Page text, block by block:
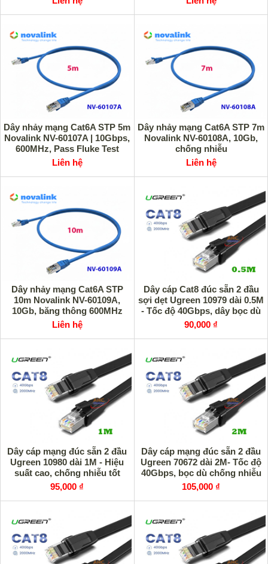
Dây nhảy mạng Cat6A STP 5m
Novalink NV-60107A | 10Gbps,
600MHz, Pass Fluke Test
Liên hệ
Dây nhảy mạng Cat6A STP 7m
Novalink NV-60108A, 10Gb,
chống nhiễu
Liên hệ
Dây nhảy mạng Cat6A STP
10m Novalink NV-60109A,
10Gb, băng thông 600MHz
Liên hệ
Dây cáp Cat8 đúc sẵn 2 đầu
sợi dẹt Ugreen 10979 dài 0.5M
- Tốc độ 40Gbps, dây bọc dù
siêu bền
90,000 ₫
Dây cáp mạng đúc sẵn 2 đầu
Ugreen 10980 dài 1M - Hiệu
suất cao, chống nhiễu tốt
95,000 ₫
Dây cáp mạng đúc sẵn 2 đầu
Ugreen 70672 dài 2M- Tốc độ
40Gbps, bọc dù chống nhiễu
105,000 ₫